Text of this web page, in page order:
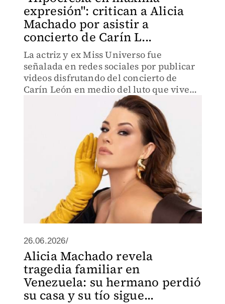
expresión": critican a Alicia
Machado por asistir a
concierto de Carín L...
La actriz y ex Miss Universo fue
señalada en redes sociales por publicar
videos disfrutando del concierto de
Carín León en medio del luto que vive
Venezuela tras los devastadores
26.06.2026/
Alicia Machado revela
tragedia familiar en
Venezuela: su hermano perdió
su casa y su tío sigue...